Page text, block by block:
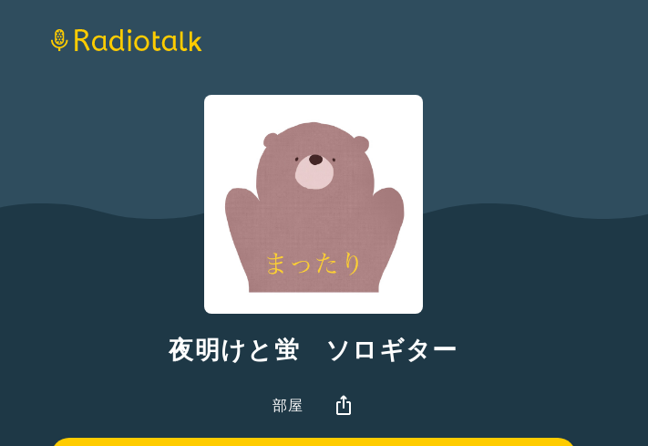
夜明けと蛍 ソロギター
部屋